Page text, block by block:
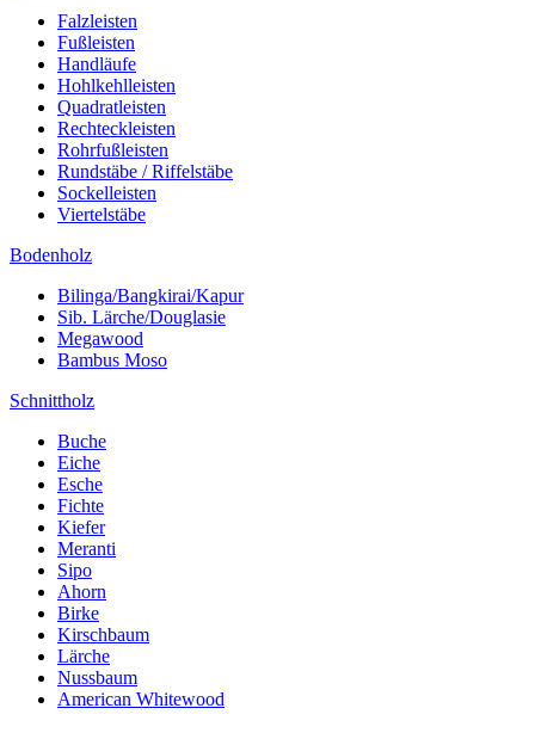
Falzleisten
Fußleisten
Handläufe
Hohlkehlleisten
Quadratleisten
Rechteckleisten
Rohrfußleisten
Rundstäbe / Riffelstäbe
Sockelleisten
Viertelstäbe
Bodenholz
Bilinga/Bangkirai/Kapur
Sib. Lärche/Douglasie
Megawood
Bambus Moso
Schnittholz
Buche
Eiche
Esche
Fichte
Kiefer
Meranti
Sipo
Ahorn
Birke
Kirschbaum
Lärche
Nussbaum
American Whitewood